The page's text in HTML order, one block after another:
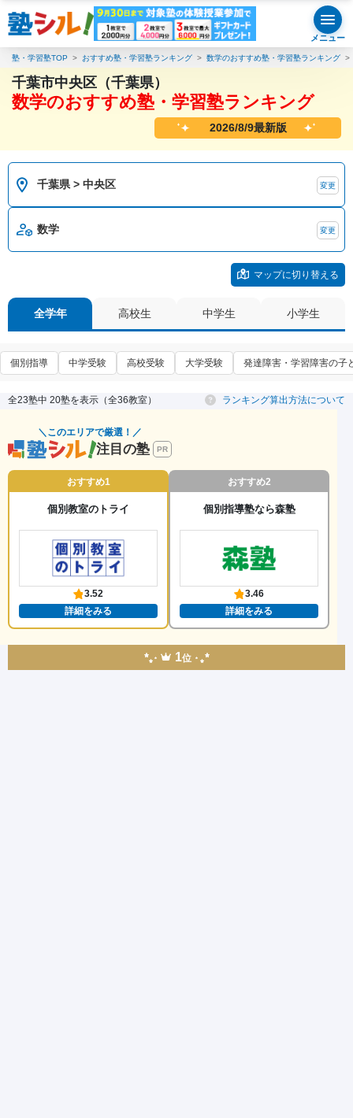
メニュー
塾・学習塾TOP おすすめ塾・学習塾ランキング 数学のおすすめ塾・学習塾ランキング
千葉市中央区（千葉県）
数学のおすすめ塾・学習塾ランキング
2026/8/9最新版
千葉県 > 中央区 変更
数学 変更
マップに切り替える
全学年 高校生 中学生 小学生
個別指導 中学受験 高校受験 大学受験 発達障害・学習障害の子
全23塾中 20塾を表示（全36教室） ランキング算出方法について
＼このエリアで厳選！／
注目の塾 PR
おすすめ1
個別教室のトライ
3.52
詳細をみる
おすすめ2
個別指導塾なら森塾
3.46
詳細をみる
1位